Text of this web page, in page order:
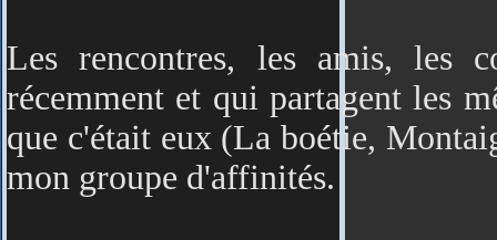
Les rencontres, les amis, les
récemment et qui partagent les
que c'était eux (La boétie,
mon groupe d'affinités.